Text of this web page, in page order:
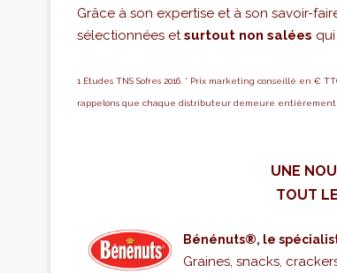
Grâce à son expertise et à son savoir-
sélectionnées etsurtout non salées
1 Études TNS Sofres 2016. * Prix marketing conseillé en €
rappelons que chaque distributeur demeure entièrement
UNE
TOUT
Bénénuts®, le
Graines, snacks,